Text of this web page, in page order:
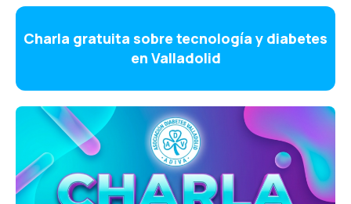
Charla gratuita sobre tecnología y diabetes
en Valladolid